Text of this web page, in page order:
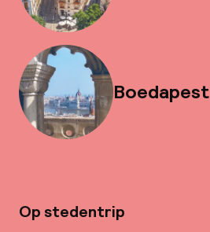
Boedapest
Op stedentrip